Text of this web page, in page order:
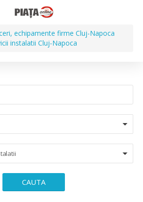
echipamente firme Cluj-Napoca
instalatii Cluj-Napoca
CAUTA